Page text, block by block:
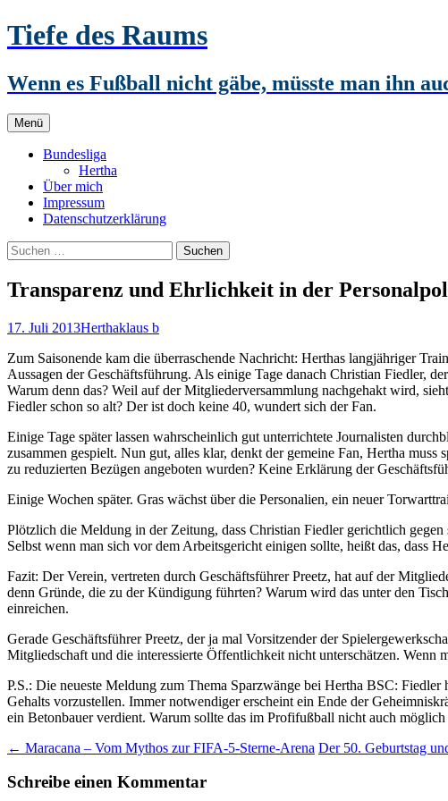
Zum
Inhalt
Tiefe des Raums
Wenn es Fußball nicht gäbe, müsste man ihn
Menü
Bundesliga
Hertha
Über mich
Impressum
Datenschutzerklärung
Suchen
nach:
Transparenz und Ehrlichkeit in der
17. Juli 2013Herthaklaus b
Zum Saisonende kam die überraschende Nachricht: Herthas langjähriger
Aussagen der Geschäftsführung. Als einige Tage danach Christian Fiedler,
Warum denn das? Weil auf der Mitgliederversammlung nachgehakt wird,
Fiedler schon so alt? Der ist doch keine 40, wundert sich der Fan.
Einige Tage später lassen wahrscheinlich gut unterrichtete Journalisten
zusammen gespielt. Nun gut, alles klar, denkt der gemeine Fan, Hertha
zu reduzierten Bezügen angeboten wurden? Keine Erklärung der
Einige Wochen später. Gras wächst über die Personalien, ein neuer
Plötzlich die Meldung in der Zeitung, dass Christian Fiedler gerichtlich
Selbst wenn man sich vor dem Arbeitsgericht einigen sollte, heißt das, dass
Fazit: Der Verein, vertreten durch Geschäftsführer Preetz, hat auf der
denn Gründe, die zu der Kündigung führten? Warum wird das unter den
einreichen.
Gerade Geschäftsführer Preetz, der ja mal Vorsitzender der
Mitgliedschaft und die interessierte Öffentlichkeit nicht unterschätzen.
P.S.: Die neueste Meldung zum Thema Sparzwänge bei Hertha BSC:
Gehalts vorzustellen. Immer notwendiger erscheint ein Ende der
ein Betonbauer verdient. Warum sollte das im Profifußball nicht auch möglich
Beitragsnavigation
← Maracana – Vom Mythos zur FIFA-5-Sterne-Arena Der 50. Geburtstag
Schreibe einen Kommentar